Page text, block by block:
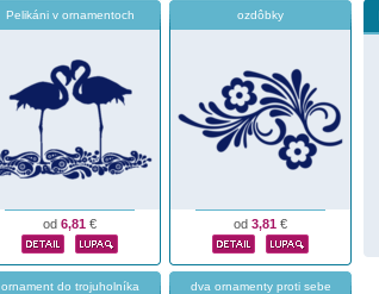
Pelikáni v ornamentoch
od 6,81 €
ozdôbky
od 3,81 €
ornament do trojuholníka dva ornamenty proti sebe